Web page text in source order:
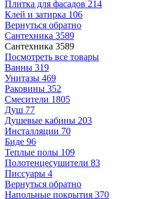
Плитка для фасадов 214
Клей и затирка 106
Вернуться обратно
Сантехника 3589
Сантехника 3589
Посмотреть все товары
Ванны 319
Унитазы 469
Раковины 352
Смесители 1805
Душ 77
Душевые кабины 203
Инсталляции 70
Биде 96
Теплые полы 109
Полотенцесушители 83
Писсуары 4
Вернуться обратно
Напольные покрытия 370